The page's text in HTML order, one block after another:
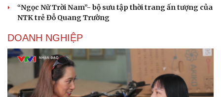
“Ngọc Nữ Trời Nam”- bộ sưu tập thời trang ấn tượng của
NTK trẻ Đỗ Quang Trường
DOANH NGHIỆP